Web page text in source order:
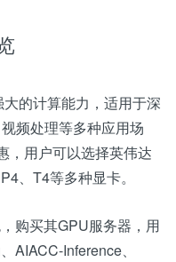
的计算能力，适用于深
频处理等多种应用场
，用户可以选择英伟达
、T4等多种显卡。
购买其GPU服务器，用
AIACC-Inference、